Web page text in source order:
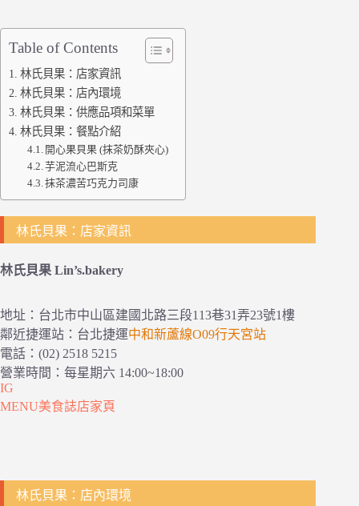
Table of Contents
林氏貝果：店家資訊
林氏貝果：店內環境
林氏貝果：供應品項和菜單
林氏貝果：餐點介紹
開心果貝果 (抹茶奶酥夾心)
芋泥流心巴斯克
抹茶濃苦巧克力司康
林氏貝果：店家資訊
林氏貝果 Lin’s.bakery
地址：台北市中山區建國北路三段113巷31弄23號1樓
鄰近捷運站：台北捷運中和新蘆線O09行天宮站
電話：(02) 2518 5215
營業時間：每星期六 14:00~18:00
IG
MENU美食誌店家頁
林氏貝果：店內環境